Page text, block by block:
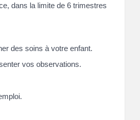
dans la limite de 6 trimestres
des soins à votre enfant.
vos observations.